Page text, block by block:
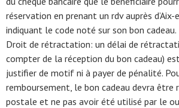
réservation en prenant un rdv auprès
indiquant le code noté sur son bon cadeau.
Droit de rétractation: un délai de
compter de la réception du bon cadeau)
justifier de motif ni à payer de pénalité.
remboursement, le bon cadeau devra être
postale et ne pas avoir été utilisé par le